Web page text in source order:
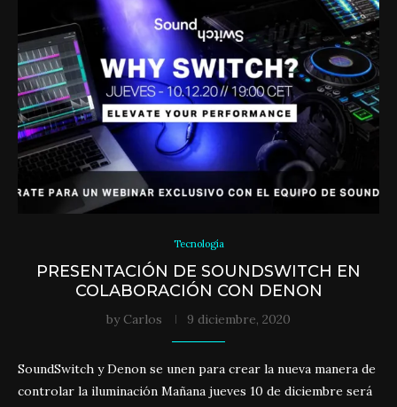
Tecnología
PRESENTACIÓN DE SOUNDSWITCH EN
COLABORACIÓN CON DENON
by Carlos 9 diciembre, 2020
SoundSwitch y Denon se unen para crear la nueva manera de
controlar la iluminación Mañana jueves 10 de diciembre será